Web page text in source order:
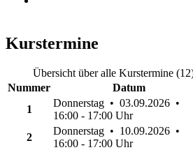
Kurstermine
Übersicht über alle Kurstermine
Nummer
Datum
1
Donnerstag • 03.09.2026 •
16:00 - 17:00 Uhr
2
Donnerstag • 10.09.2026 •
16:00 - 17:00 Uhr